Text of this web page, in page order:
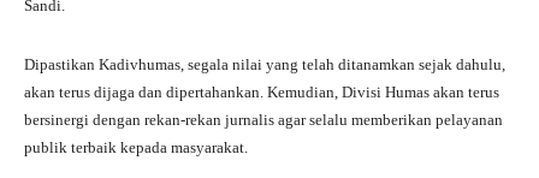
Sandi.
Dipastikan Kadivhumas, segala nilai yang telah ditanamkan sejak dahulu,
akan terus dijaga dan dipertahankan. Kemudian, Divisi Humas akan terus
bersinergi dengan rekan-rekan jurnalis agar selalu memberikan pelayanan
publik terbaik kepada masyarakat.